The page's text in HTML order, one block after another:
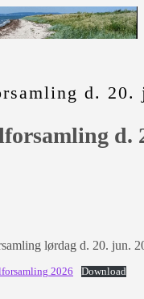
d. 20.
d.
lørdag d. 20. jun.
2026 Download